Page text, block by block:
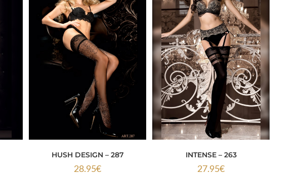
HUSH DESIGN – 287
28.95€
INTENSE – 263
27.95€